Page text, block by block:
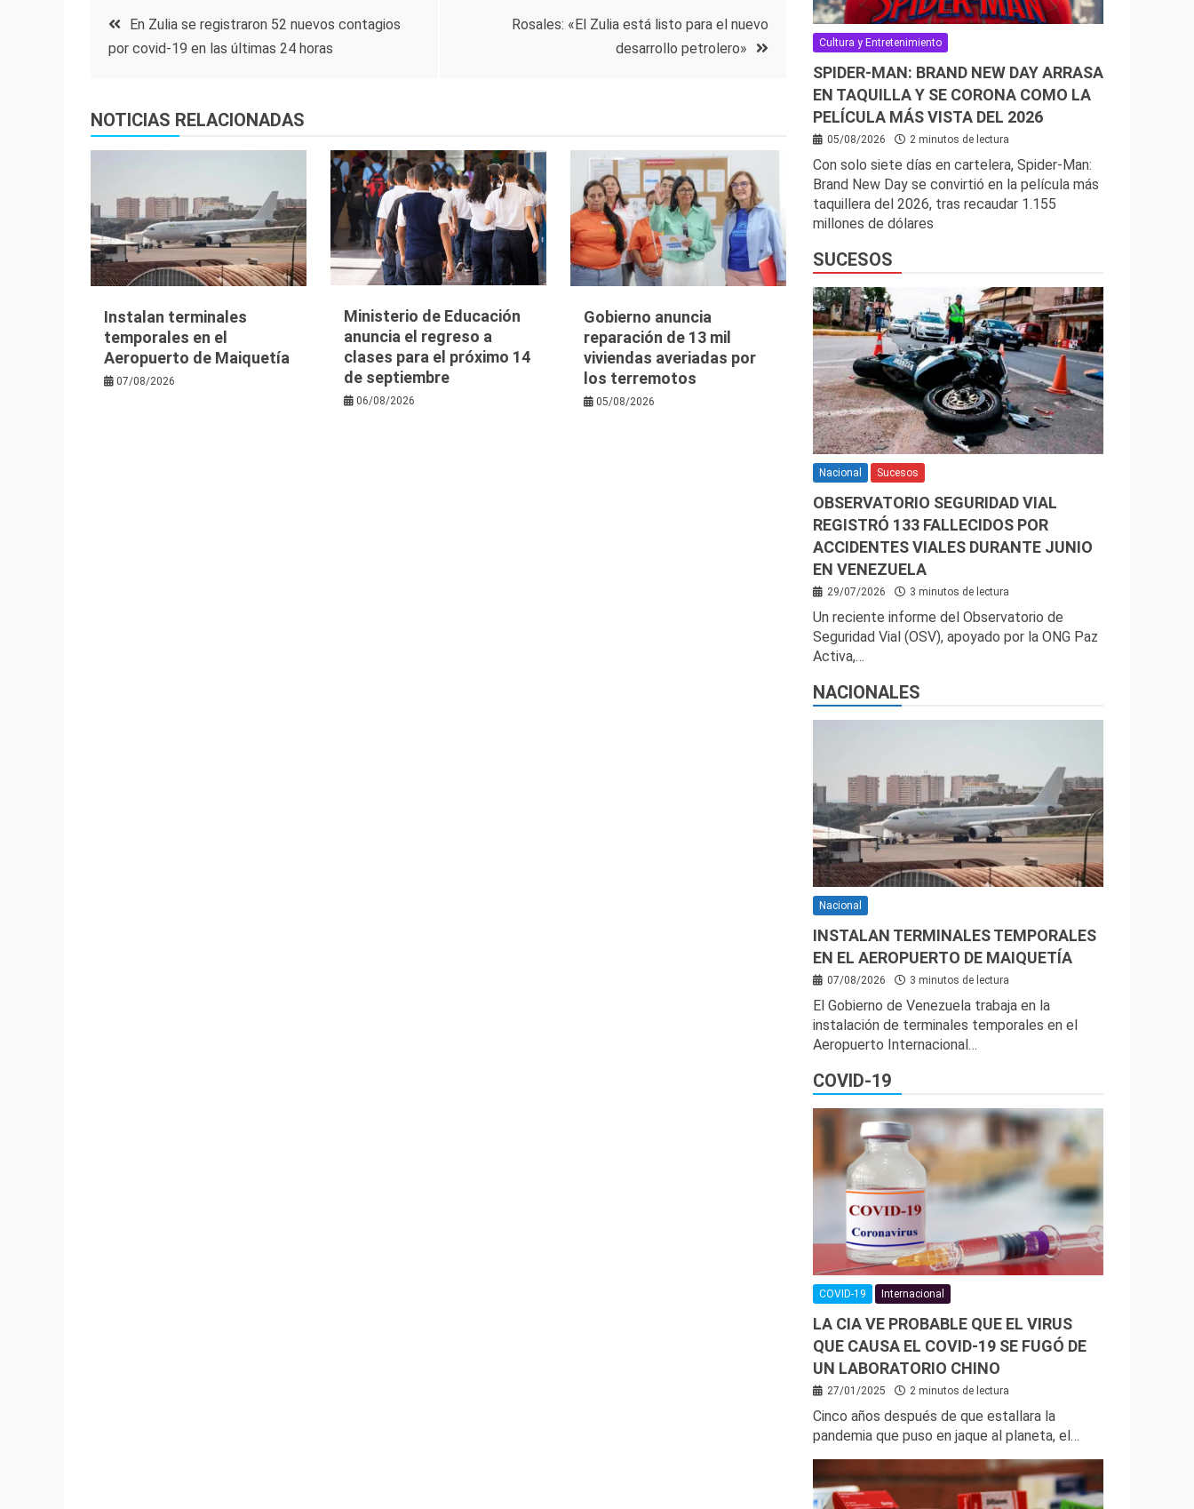
Navegación
de
entradas
En Zulia se registraron 52 nuevos contagios
por covid-19 en las últimas 24 horas
Rosales: «El Zulia está listo para el nuevo
desarrollo petrolero»
NOTICIAS RELACIONADAS
Instalan terminales
temporales en el
Aeropuerto de Maiquetía
07/08/2026
Ministerio de Educación
anuncia el regreso a
clases para el próximo 14
de septiembre
06/08/2026
Gobierno anuncia
reparación de 13 mil
viviendas averiadas por
los terremotos
05/08/2026
Cultura y Entretenimiento
SPIDER-MAN: BRAND NEW DAY ARRASA
EN TAQUILLA Y SE CORONA COMO LA
PELÍCULA MÁS VISTA DEL 2026
05/08/2026 2 minutos de lectura
Con solo siete días en cartelera, Spider-Man:
Brand New Day se convirtió en la película más
taquillera del 2026, tras recaudar 1.155
millones de dólares
SUCESOS
Nacional Sucesos
OBSERVATORIO SEGURIDAD VIAL
REGISTRÓ 133 FALLECIDOS POR
ACCIDENTES VIALES DURANTE JUNIO
EN VENEZUELA
29/07/2026 3 minutos de lectura
Un reciente informe del Observatorio de
Seguridad Vial (OSV), apoyado por la ONG Paz
Activa,…
NACIONALES
Nacional
INSTALAN TERMINALES TEMPORALES
EN EL AEROPUERTO DE MAIQUETÍA
07/08/2026 3 minutos de lectura
El Gobierno de Venezuela trabaja en la
instalación de terminales temporales en el
Aeropuerto Internacional…
COVID-19
COVID-19 Internacional
LA CIA VE PROBABLE QUE EL VIRUS
QUE CAUSA EL COVID-19 SE FUGÓ DE
UN LABORATORIO CHINO
27/01/2025 2 minutos de lectura
Cinco años después de que estallara la
pandemia que puso en jaque al planeta, el…